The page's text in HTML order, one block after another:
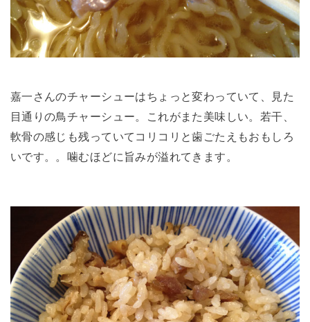
嘉一さんのチャーシューはちょっと変わっていて、見た
目通りの鳥チャーシュー。これがまた美味しい。若干、
軟骨の感じも残っていてコリコリと歯ごたえもおもしろ
いです。。噛むほどに旨みが溢れてきます。